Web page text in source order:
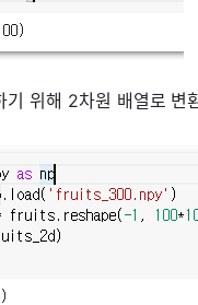
기 위해 2차원 배열로 변